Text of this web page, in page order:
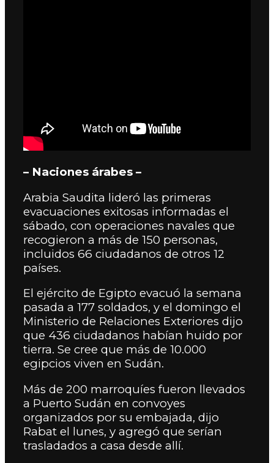
– Naciones árabes –
Arabia Saudita lideró las primeras
evacuaciones exitosas informadas el
sábado, con operaciones navales que
recogieron a más de 150 personas,
incluidos 66 ciudadanos de otros 12
países.
El ejército de Egipto evacuó la semana
pasada a 177 soldados, y el domingo el
Ministerio de Relaciones Exteriores dijo
que 436 ciudadanos habían huido por
tierra. Se cree que más de 10.000
egipcios viven en Sudán.
Más de 200 marroquíes fueron llevados
a Puerto Sudán en convoyes
organizados por su embajada, dijo
Rabat el lunes, y agregó que serían
trasladados a casa desde allí.